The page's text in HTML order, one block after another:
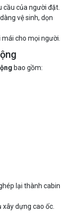
cầu của người đặt.
vệ sinh, dọn
cho mọi người.
bao gồm:
lại thành cabin
dựng cao ốc.